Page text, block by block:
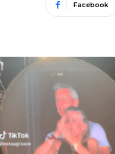
Facebook